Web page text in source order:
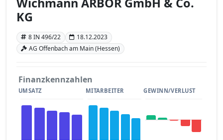
KG
8 IN 496/22
18.12.2023
AG Offenbach am Main (Hessen)
Finanzkennzahlen
UMSATZ MITARBEITER GEWINN/VERLUST